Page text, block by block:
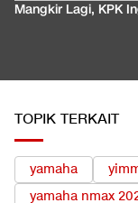
Mangkir Lagi, KPK
TOPIK TERKAIT
yamaha
yamaha nmax